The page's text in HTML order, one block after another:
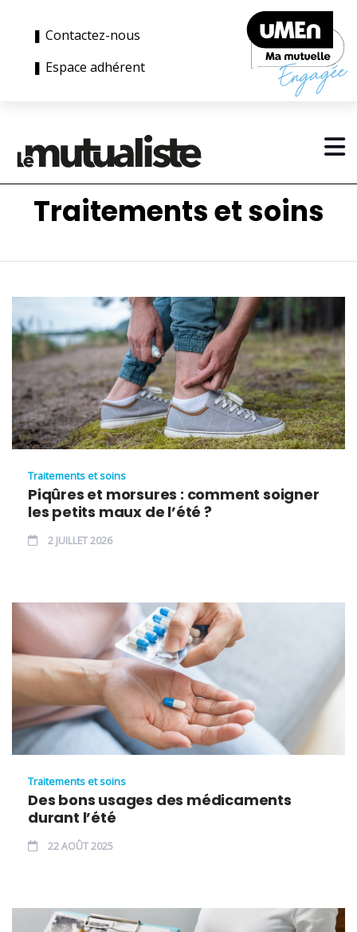
❚ Contactez-nous
❚ Espace adhérent
Traitements et soins
Traitements et soins
Piqûres et morsures : comment soigner
les petits maux de l’été ?
2 JUILLET 2026
Traitements et soins
Des bons usages des médicaments
durant l’été
22 AOÛT 2025